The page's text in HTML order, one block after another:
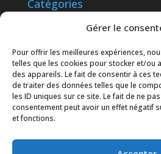
Gérer le
Pour offrir les meilleures expériences,
telles que les cookies pour stocker et/ou
des appareils. Le fait de consentir à ces
de traiter des données telles que le
les ID uniques sur ce site. Le fait de ne
consentement peut avoir un effet négatif
et fonctions.
Catégories
Technique
Meta
Connexion
EntriesRSS